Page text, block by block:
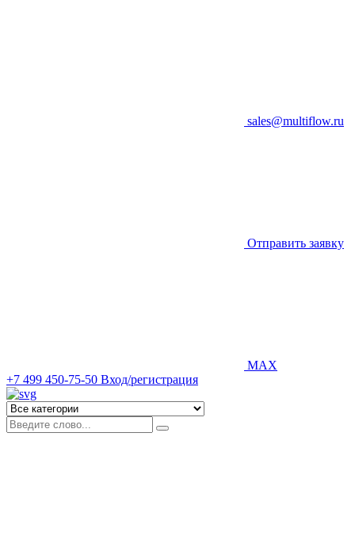
sales@multiflow.ru
Отправить заявку
MAX
+7 499 450-75-50 Вход/регистрация